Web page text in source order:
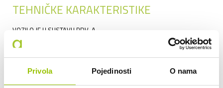
Privola Pojedinosti O nama
TEHNIČKE KARAKTERISTIKE
VOZILO JE U SUSTAVU PDV-A.
KUPAC NE PLAĆA TAKSU NA PRIJEPIS VOZILA.
PROIZVOĐAČ:
RENAULT
MODEL:
CAPTUR